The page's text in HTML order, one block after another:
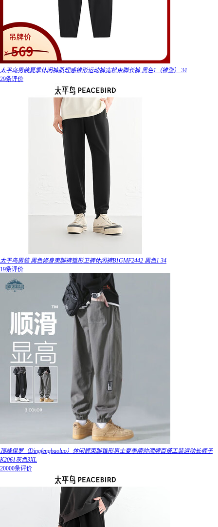
太平鸟男装夏季休闲裤肌理感锥形运动裤宽松束脚长裤 黑色1（锥型） 34
29条评价
太平鸟男装 黑色修身束脚裤锥形卫裤休闲裤B1GMF2442 黑色1 34
19条评价
顶峰保罗（Dingfengbaoluo）休闲裤束脚锥形男士夏季痞帅潮牌百搭工装运动长裤子
K2061灰色3XL
20000条评价